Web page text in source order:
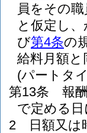
員をその
と仮定し
び第4条の
給料月額
(パートタ
第13条
報
で定める
2
日額又